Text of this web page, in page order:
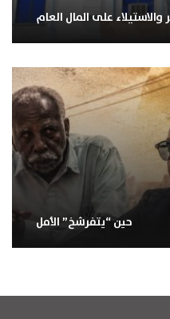
والاستيلاء على المال العام
حين “يتفرشخ” الأمل